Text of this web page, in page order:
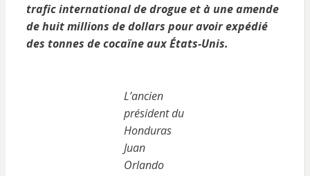
trafic international de drogue et à une amende
de huit millions de dollars pour avoir expédié
des tonnes de cocaïne aux États-Unis.
L’ancien
président du
Honduras
Juan
Orlando